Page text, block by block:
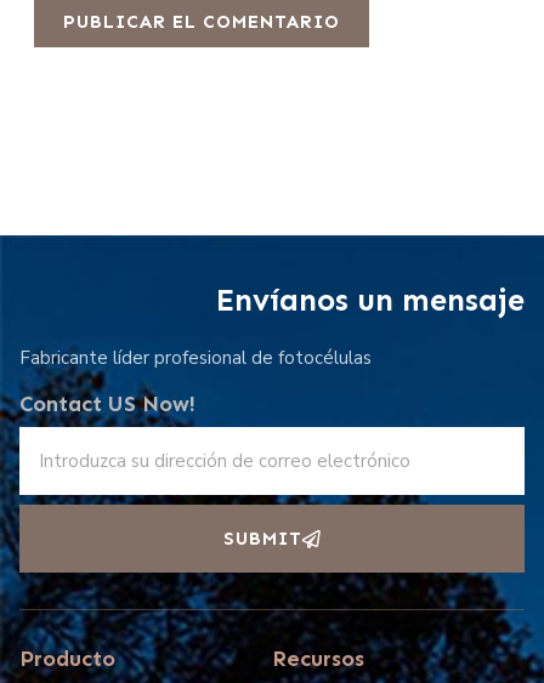
Envíanos un mensaje
Fabricante líder profesional de fotocélulas
Contact US Now!
SUBMIT
Producto Recursos